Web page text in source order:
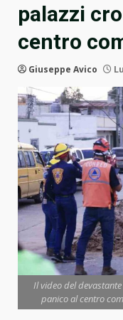
palazzi
centro
Giuseppe Avico
Il video del
panico al centro